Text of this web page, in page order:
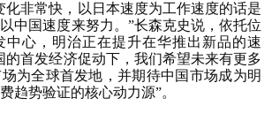
化非常快，以日本速度为工作速度的话是
中国速度来努力。”长森克史说，依托位
中心，明治正在提升在华推出新品的速
的首发经济促动下，我们希望未来有更多
为全球首发地，并期待中国市场成为明
趋势验证的核心动力源”。